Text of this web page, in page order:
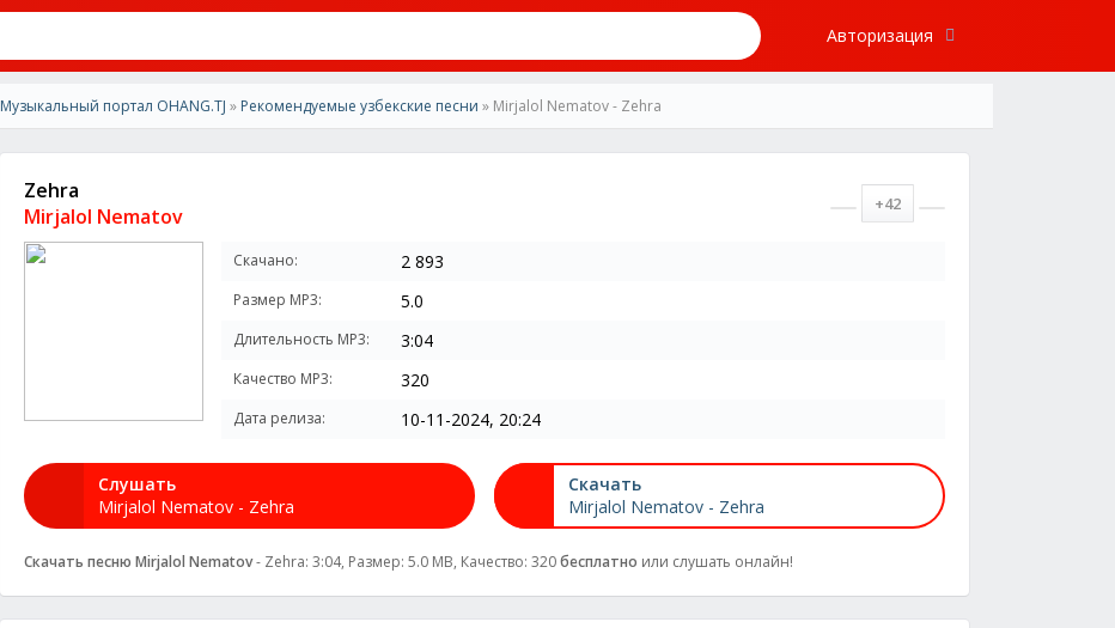
Авторизация
Музыкальный портал OHANG.TJ » Рекомендуемые узбекские песни » Mirjalol Nematov - Zehra
Zehra
Mirjalol Nematov
+42
Скачано: 2 893
Размер MP3: 5.0
Длительность MP3: 3:04
Качество MP3: 320
Дата релиза: 10-11-2024, 20:24
Слушать
Mirjalol Nematov - Zehra
Скачать
Mirjalol Nematov - Zehra
Скачать песню Mirjalol Nematov- Zehra: 3:04, Размер: 5.0 MB, Качество: 320бесплатно или слушать онлайн!